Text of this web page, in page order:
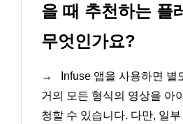
을 때 추천하는 플
무엇인가요?
→
Infuse 앱을 사용하면 별
거의 모든 형식의 영상을 아
청할 수 있습니다. 다만, 일